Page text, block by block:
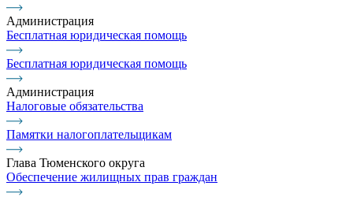
Администрация
Бесплатная юридическая помощь
Бесплатная юридическая помощь
Администрация
Налоговые обязательства
Памятки налогоплательщикам
Глава Тюменского округа
Обеспечение жилищных прав граждан